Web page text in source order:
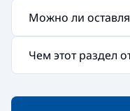
Можно ли
Чем этот раздел